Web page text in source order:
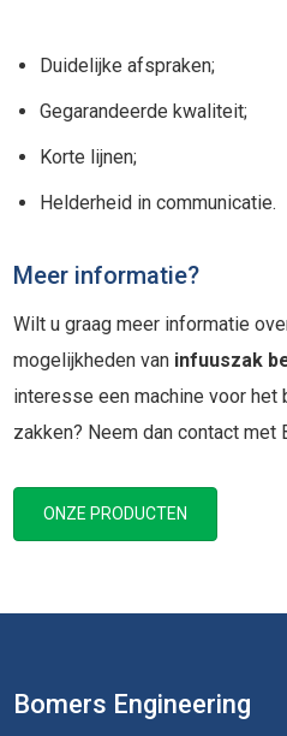
Duidelijke afspraken;
Gegarandeerde kwaliteit;
Korte lijnen;
Helderheid in communicatie.
Meer informatie?
Wilt u graag meer informatie
mogelijkheden van infuuszak
interesse een machine voor het
zakken? Neem dan contact met
ONZE PRODUCTEN
Bomers Engineering